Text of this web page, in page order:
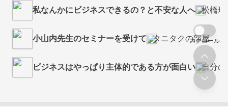
私なんかにビジネスできるの？と不安な人へ 松橋瑞
小山内先生のセミナーを受けて タニタクの部屋
ビジネスはやっぱり主体的である方が面白い 自分の
スクロール